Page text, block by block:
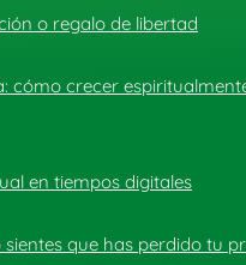
o regalo de libertad
cómo crecer
en tiempos digitales
que has perdido tu